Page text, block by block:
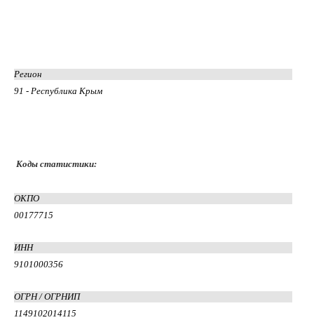
Регион
91 - Республика Крым
Коды статистики:
ОКПО
00177715
ИНН
9101000356
ОГРН / ОГРНИП
1149102014115